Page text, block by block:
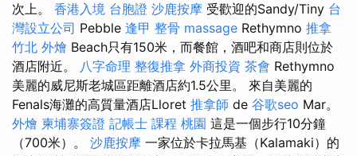
次上。 香港入境 台胞證 沙鹿按摩 受歡迎的Sandy/Tiny 台
灣設立公司 Pebble 逢甲 整骨 massage Rethymno 推拿
竹北 外燴 Beach只有150米，而餐館，酒吧和商店則位於
酒店附近。 八字命理 整復推拿 外商投資 茶會 Rethymno
美麗的威尼斯老城區距離酒店約1.5公里。 來自美麗的
Fenals海灘的高質量酒店Lloret 推拿師 de 谷歌seo Mar。
外燴 柬埔寨簽證 記帳士 課程 桃園 這是一個步行10分鐘
（700米）。 沙鹿按摩 一家位於卡拉馬基（Kalamaki）的